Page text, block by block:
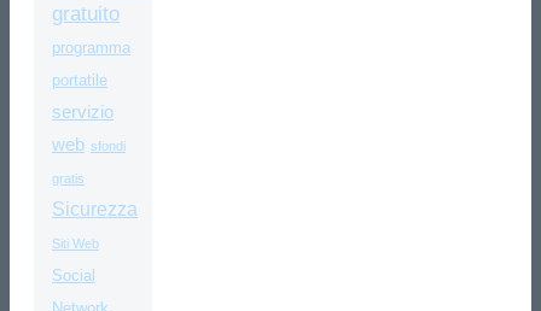
gratuito
programma
portatile
servizio
web sfondi
gratis
Sicurezza
Siti Web
Social